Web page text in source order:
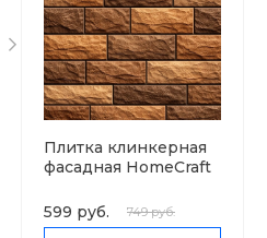
Плитка клинкерная
фасадная HomeCraft
599 руб.
749 руб.